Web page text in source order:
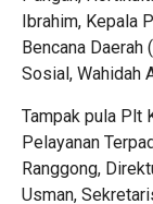
Ibrahim, Kepala
Bencana Daerah
Sosial, Wahidah
Tampak pula Plt
Pelayanan
Ranggong,
Usman,